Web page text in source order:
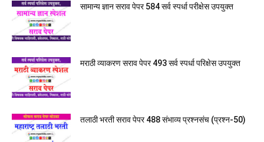
सामान्य ज्ञान सराव पेपर 584 सर्व स्पर्धा परीक्षेस उपयुक्त
मराठी व्याकरण सराव पेपर 493 सर्व स्पर्धा परिक्षेस उपयुक्त
तलाठी भरती सराव पेपर 488 संभाव्य प्रश्नसंच (प्रश्न-50)